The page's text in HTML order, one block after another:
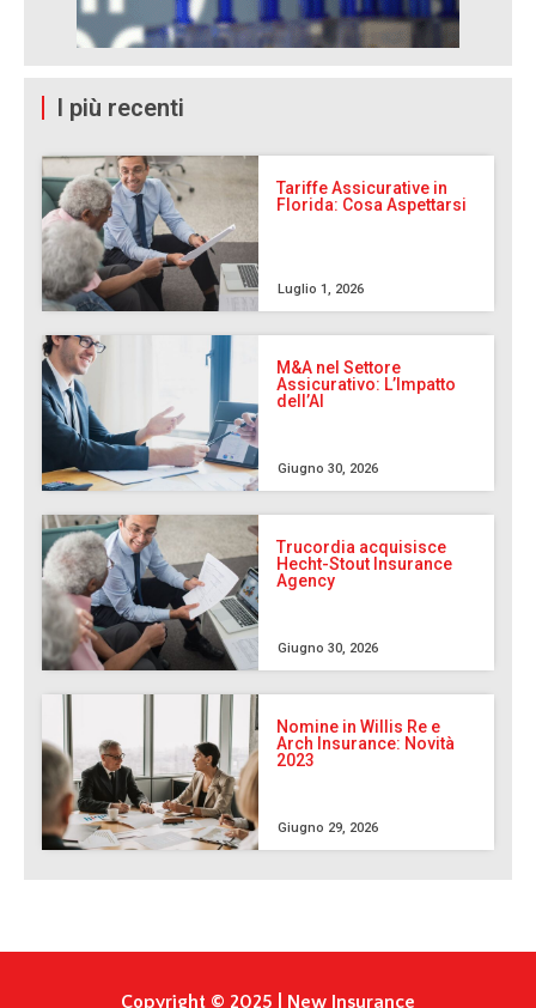
I più recenti
Tariffe Assicurative in
Florida: Cosa Aspettarsi
Luglio 1, 2026
M&A nel Settore
Assicurativo: L’Impatto
dell’AI
Giugno 30, 2026
Trucordia acquisisce
Hecht-Stout Insurance
Agency
Giugno 30, 2026
Nomine in Willis Re e
Arch Insurance: Novità
2023
Giugno 29, 2026
Copyright © 2025 | New Insurance